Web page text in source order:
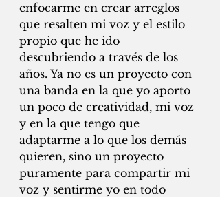
enfocarme en crear arreglos
que resalten mi voz y el estilo
propio que he ido
descubriendo a través de los
años. Ya no es un proyecto con
una banda en la que yo aporto
un poco de creatividad, mi voz
y en la que tengo que
adaptarme a lo que los demás
quieren, sino un proyecto
puramente para compartir mi
voz y sentirme yo en todo